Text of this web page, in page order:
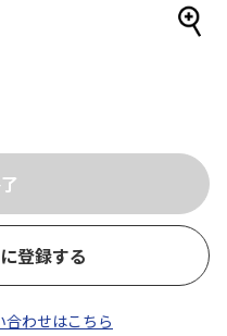
登録する
わせはこちら